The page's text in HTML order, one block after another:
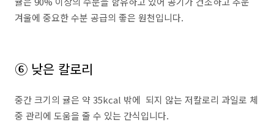
겨울에 중요한 수분 공급의 좋은 원천입니다.
⑥ 낮은 칼로리
중간 크기의 귤은 약 35kcal 밖에 되지 않는 저칼로리 과일로 체
중 관리에 도움을 줄 수 있는 간식입니다.